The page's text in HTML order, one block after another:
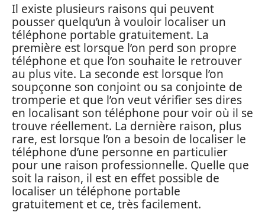
Il existe plusieurs raisons qui peuvent
pousser quelqu’un à vouloir localiser un
téléphone portable gratuitement. La
première est lorsque l’on perd son propre
téléphone et que l’on souhaite le retrouver
au plus vite. La seconde est lorsque l’on
soupçonne son conjoint ou sa conjointe de
tromperie et que l’on veut vérifier ses dires
en localisant son téléphone pour voir où il se
trouve réellement. La dernière raison, plus
rare, est lorsque l’on a besoin de localiser le
téléphone d’une personne en particulier
pour une raison professionnelle. Quelle que
soit la raison, il est en effet possible de
localiser un téléphone portable
gratuitement et ce, très facilement.